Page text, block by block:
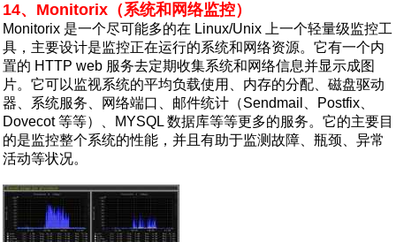
14、Monitorix（系统和网络监控）
Monitorix 是一个尽可能多的在 Linux/Unix 上一个轻量级监控工
具，主要设计是监控正在运行的系统和网络资源。它有一个内
置的 HTTP web 服务去定期收集系统和网络信息并显示成图
片。它可以监视系统的平均负载使用、内存的分配、磁盘驱动
器、系统服务、网络端口、邮件统计（Sendmail、Postfix、
Dovecot 等等）、MYSQL 数据库等等更多的服务。它的主要目
的是监控整个系统的性能，并且有助于监测故障、瓶颈、异常
活动等状况。